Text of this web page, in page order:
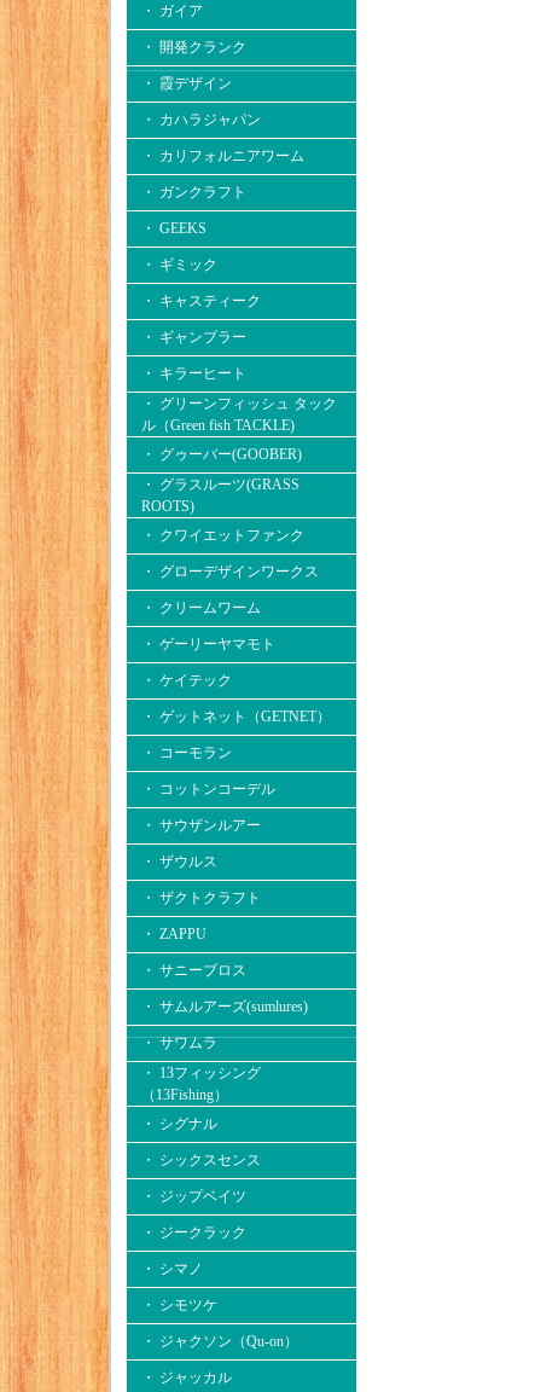
・ ガイア
・ 開発クランク
・ 霞デザイン
・ カハラジャパン
・ カリフォルニアワーム
・ ガンクラフト
・ GEEKS
・ ギミック
・ キャスティーク
・ ギャンブラー
・ キラーヒート
・ グリーンフィッシュ タック
ル（Green fish TACKLE)
・ グゥーバー(GOOBER)
・ グラスルーツ(GRASS
ROOTS)
・ クワイエットファンク
・ グローデザインワークス
・ クリームワーム
・ ゲーリーヤマモト
・ ケイテック
・ ゲットネット（GETNET）
・ コーモラン
・ コットンコーデル
・ サウザンルアー
・ ザウルス
・ ザクトクラフト
・ ZAPPU
・ サニーブロス
・ サムルアーズ(sumlures)
・ サワムラ
・ 13フィッシング
（13Fishing）
・ シグナル
・ シックスセンス
・ ジップベイツ
・ ジークラック
・ シマノ
・ シモツケ
・ ジャクソン（Qu-on）
・ ジャッカル